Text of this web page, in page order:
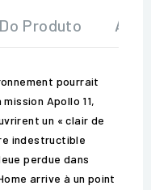
Produto
pourrait
Apollo 11,
un « clair de
indestructible
perdue dans
arrive à un point